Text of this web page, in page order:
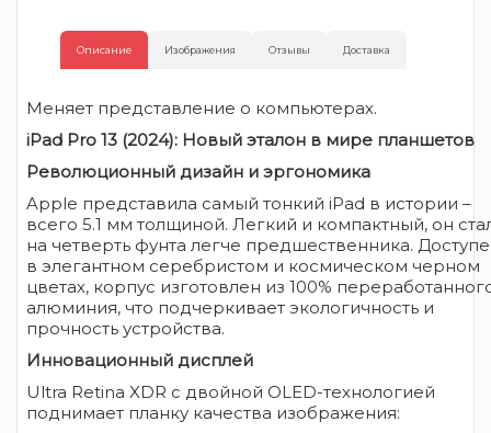
Описание Изображения Отзывы Доставка
Меняет представление о компьютерах.
iPad Pro 13 (2024): Новый эталон в мире планшетов
Революционный дизайн и эргономика
Apple представила самый тонкий iPad в истории –
всего 5.1 мм толщиной. Легкий и компактный, он
на четверть фунта легче предшественника.
в элегантном серебристом и космическом черном
цветах, корпус изготовлен из 100%
алюминия, что подчеркивает экологичность и
прочность устройства.
Инновационный дисплей
Ultra Retina XDR с двойной OLED-технологией
поднимает планку качества изображения: